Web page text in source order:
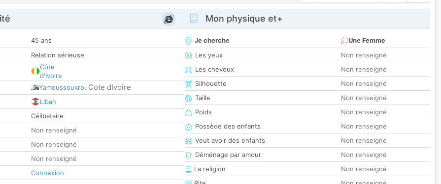
45 ans
Relation sérieuse
Côte
d'Ivoire
Yamoussoukro, Cote dIvoire
Liban
Célibataire
Non renseigné
Non renseigné
Non renseigné
Connexion
Mon physique et+
Je cherche
Une Femme
Les yeux
Non renseigné
Les cheveux
Non renseigné
Silhouette
Non renseigné
Taille
Non renseigné
Poids
Non renseigné
Possède des enfants
Non renseigné
Veut avoir des enfants
Non renseigné
Déménage par amour
Non renseigné
La religion
Non renseigné